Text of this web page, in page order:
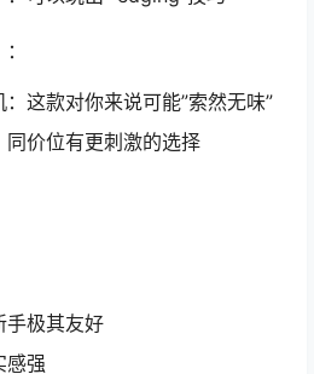
：
这款对你来说可能”索然无味”
价位有更刺激的选择
手极其友好
感强